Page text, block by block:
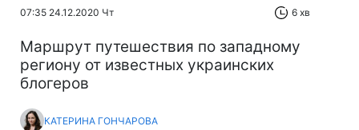
07:35 24.12.2020 Чт 6 хв
Маршрут путешествия по западному
региону от известных украинских
блогеров
КАТЕРИНА ГОНЧАРОВА